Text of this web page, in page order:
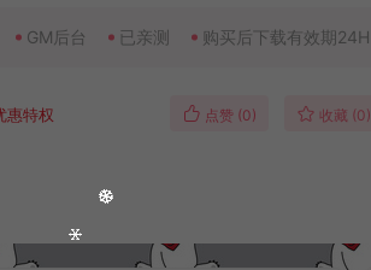
GM后台 已亲测 购买后下载有效期24H
惠特权 点赞 (0) 收藏 (0)